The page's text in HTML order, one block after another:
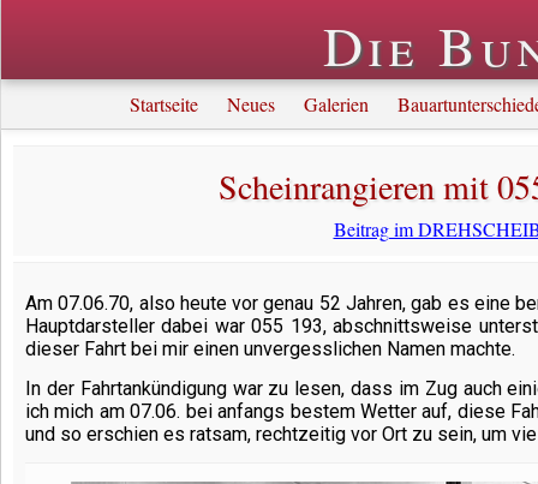
Scheinrangieren mit
Beitrag im
Am 07.06.70, also heute vor genau 52 Jahren, gab es eine
Hauptdarsteller dabei war055 193, abschnittsweise
dieser Fahrt bei mir einen unvergesslichen Namen machte.
In der Fahrtankündigung war zu lesen, dass im Zug auch
ich mich am 07.06. bei anfangs bestem Wetter auf, diese
und so erschien es ratsam, rechtzeitig vor Ort zu sein, um
Die
Startseite Neues Galerien